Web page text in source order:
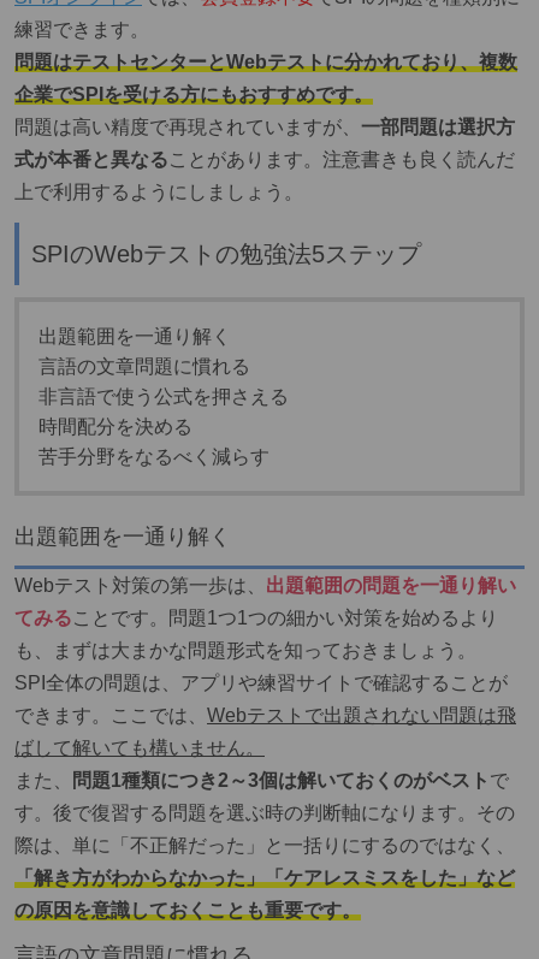
練習できます。
問題はテストセンターとWebテストに分かれており、複数
企業でSPIを受ける方にもおすすめです。
問題は高い精度で再現されていますが、 一部問題は選択方
式が本番と異なることがあります。注意書きも良く読んだ
上で利用するようにしましょう。
SPIのWebテストの勉強法5ステップ
出題範囲を一通り解く
言語の文章問題に慣れる
非言語で使う公式を押さえる
時間配分を決める
苦手分野をなるべく減らす
出題範囲を一通り解く
Webテスト対策の第一歩は、 出題範囲の問題を一通り解い
てみること です。問題1つ1つの細かい対策を始めるより
も、まずは大まかな問題形式を知っておきましょう。
SPI全体の問題は、アプリや練習サイトで確認することが
できます。ここでは、 Webテストで出題されない問題は飛
ばして解いても構いません。
また、
問題1種類につき2～3個は解いておくのがベスト で
す。後で復習する問題を選ぶ時の判断軸になります。その
際は、単に「不正解だった」と一括りにするのではなく、
「解き方がわからなかった」「ケアレスミスをした」など
の原因を意識しておくことも重要です。